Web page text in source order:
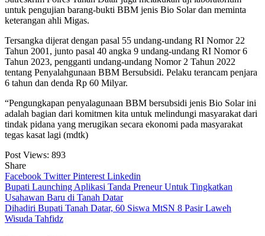
untuk pengujian barang-bukti BBM jenis Bio Solar dan meminta
keterangan ahli Migas.
Tersangka dijerat dengan pasal 55 undang-undang RI Nomor 22
Tahun 2001, junto pasal 40 angka 9 undang-undang RI Nomor 6
Tahun 2023, pengganti undang-undang Nomor 2 Tahun 2022
tentang Penyalahgunaan BBM Bersubsidi. Pelaku terancam penjara
6 tahun dan denda Rp 60 Milyar.
“Pengungkapan penyalagunaan BBM bersubsidi jenis Bio Solar ini
adalah bagian dari komitmen kita untuk melindungi masyarakat dari
tindak pidana yang merugikan secara ekonomi pada masyarakat
tegas kasat lagi (mdtk)
Post Views: 893
Share
Facebook TwitterPinterest Linkedin
Navigasi
pos
Bupati Launching Aplikasi Tanda Preneur Untuk Tingkatkan
Usahawan Baru di Tanah Datar
Dihadiri Bupati Tanah Datar, 60 Siswa MtSN 8 Pasir Laweh
Wisuda Tahfidz